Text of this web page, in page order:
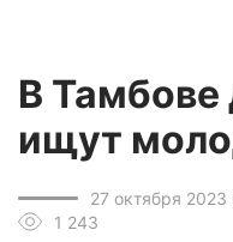
В Тамбове
ищут
27 октября
1 243